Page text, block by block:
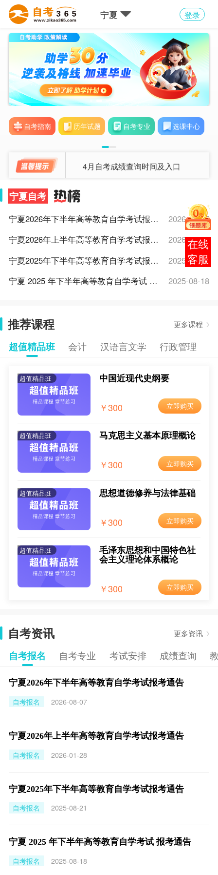
宁夏 登录
自考指南 历年试题 自考专业 选课中心
4月自考成绩查询时间及入口
宁夏自考
宁夏2026年下半年高等教育自学考试报考通告
2026-08-07
宁夏2026年上半年高等教育自学考试报考通告
2026-01-28
宁夏2025年下半年高等教育自学考试报考通告
2025-08-21
宁夏 2025 年下半年高等教育自学考试 报考通告
2025-08-18
2025年10月宁夏自考报考费用
2025-05-26
2025年10月宁夏自考报考条件
2025-05-26
2025年10月宁夏网上自考报名流程
2025-05-26
2025-02-13
宁夏2025年上半年高等教育自学考试报考通告
2025-02-13
2025年4月宁夏自考报名入口已开通
2025年4月宁夏自考报名时间
2024-12-09
2025年4月宁夏自考报考费用
2024-12-09
2025年4月宁夏自考报考条件
推荐课程 更多课程
超值精品班 会计 汉语言文学 行政管理
超值精品班 中国近现代史纲要
￥300 立即购买
超值精品班 马克思主义基本原理概论
￥300 立即购买
超值精品班 思想道德修养与法律基础
￥300 立即购买
超值精品班 毛泽东思想和中国特色社
会主义理论体系概论
￥300 立即购买
自考资讯 更多资讯
自考报名 自考专业 考试安排 成绩查询
宁夏2026年下半年高等教育自学考试报考通告
自考报名
2026-08-07
宁夏2026年上半年高等教育自学考试报考通告
自考报名
2026-01-28
宁夏2025年下半年高等教育自学考试报考通告
自考报名
2025-08-21
宁夏 2025 年下半年高等教育自学考试 报考通告
自考报名
2025-08-18
在线
客服